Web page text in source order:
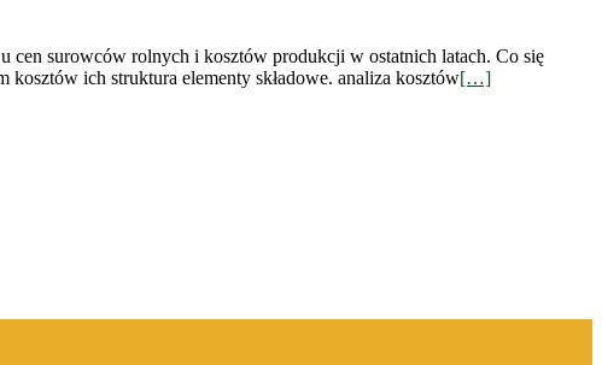
surowców rolnych i kosztów produkcji w ostatnich latach. Co się
ich struktura elementy składowe. analiza kosztów[…]